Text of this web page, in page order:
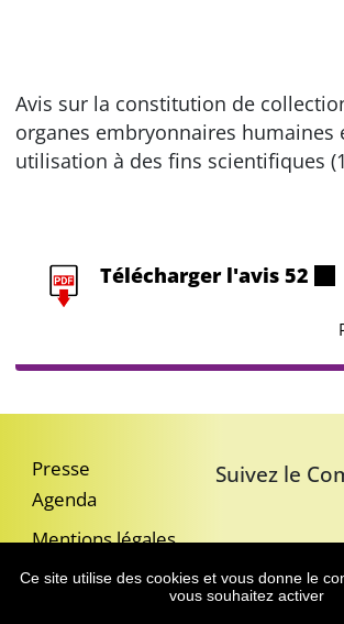
Ce site utilise des cookies et vous donne le
vous souhaitez activer
Avis sur la constitution de
organes embryonnaires humaines
utilisation à des fins scientifiques
Télécharger l'avis 52
Presse
Agenda
Suivez le
Mentions légales
Accessibilité : partiellement
Gestion des